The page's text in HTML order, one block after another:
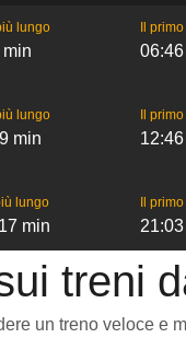
lungo Il
06:46
lungo
min
Il
12:46
lungo
min
Il
21:03
treni
un treno veloce e